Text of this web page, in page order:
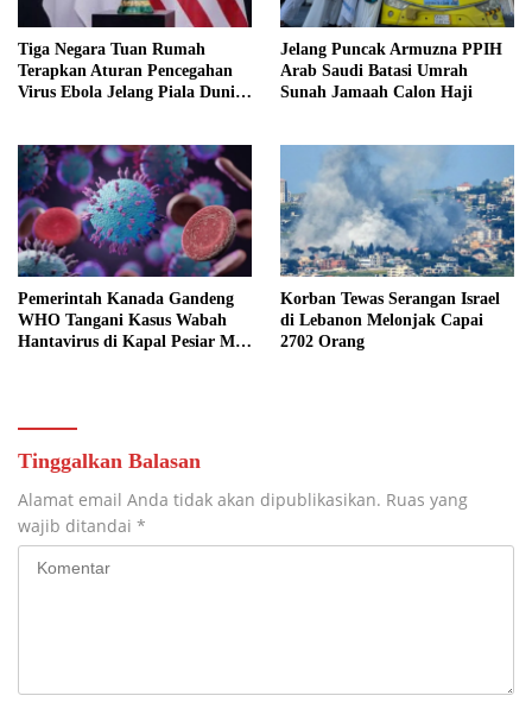
Tiga Negara Tuan Rumah
Terapkan Aturan Pencegahan
Virus Ebola Jelang Piala Dunia
Jelang Puncak Armuzna PPIH
Arab Saudi Batasi Umrah
Sunah Jamaah Calon Haji
Pemerintah Kanada Gandeng
WHO Tangani Kasus Wabah
Hantavirus di Kapal Pesiar MV
Korban Tewas Serangan Israel
di Lebanon Melonjak Capai
2702 Orang
Tinggalkan Balasan
Alamat email Anda tidak akan dipublikasikan. Ruas yang
wajib ditandai *